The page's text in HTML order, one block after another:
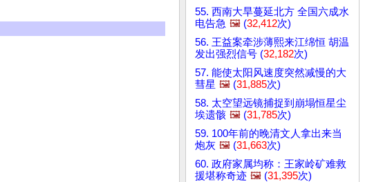
55. 西南大旱蔓延北方 全国六成水
电告急 🖼️ (32,412次)
56. 王益案牵涉薄熙来江绵恒 胡温
发出强烈信号 (32,182次)
57. 能使太阳风速度突然减慢的大
彗星 🖼️ (31,885次)
58. 太空望远镜捕捉到崩塌恒星尘
埃遗骸 🖼️ (31,785次)
59. 100年前的晚清文人拿出来当
炮灰 🖼️ (31,663次)
60. 政府家属均称：王家岭矿难救
援堪称奇迹 🖼️ (31,395次)